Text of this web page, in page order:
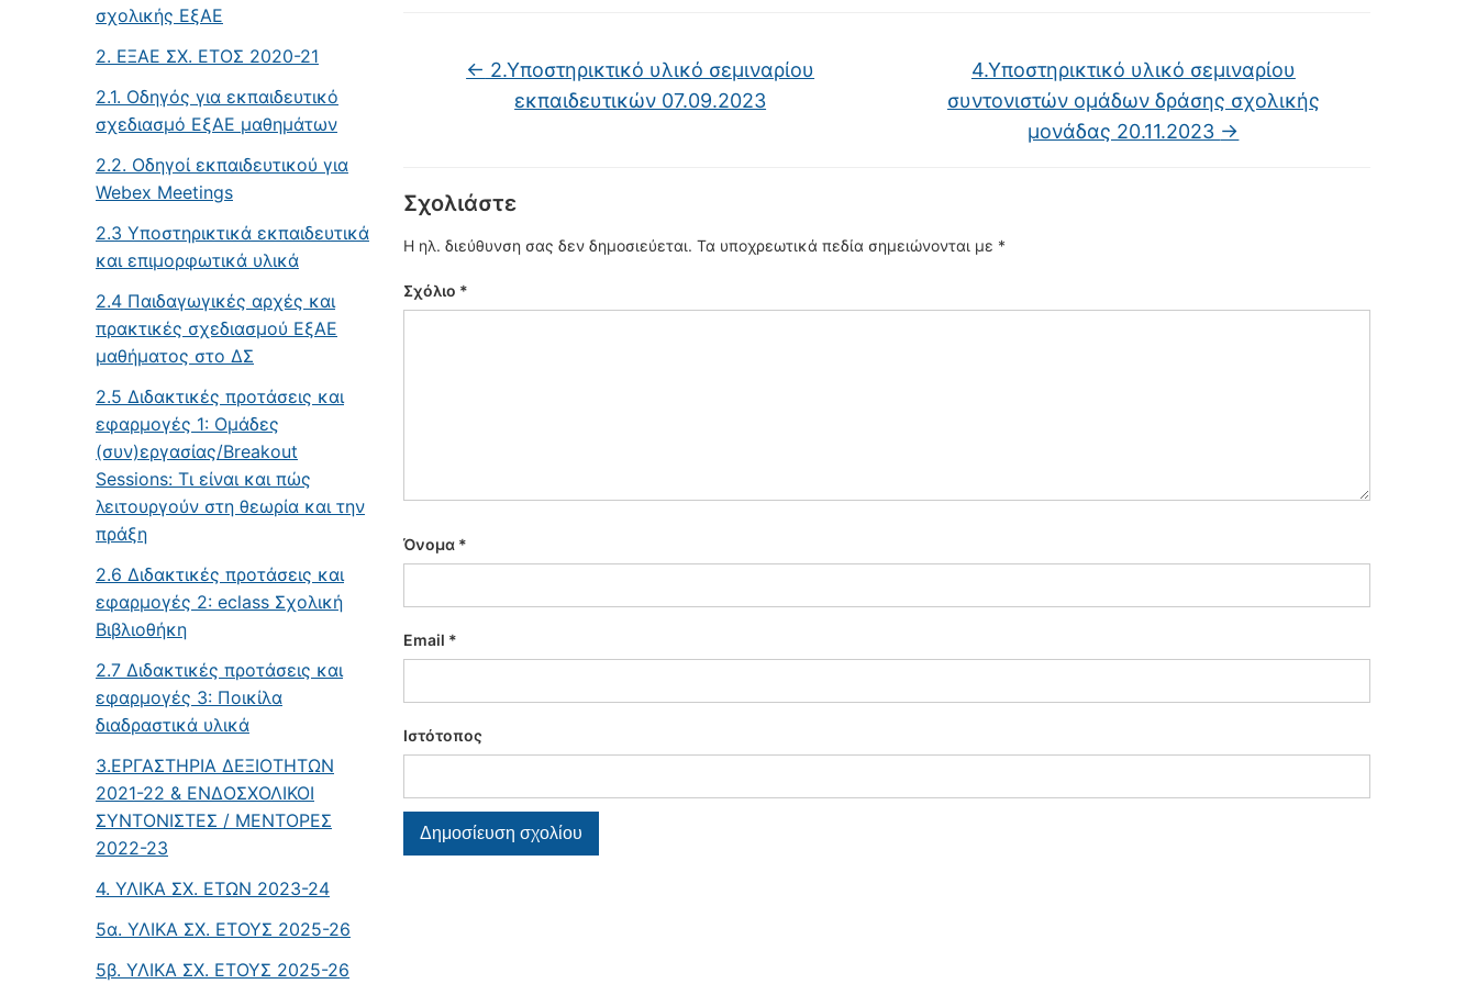
σχολικής ΕξΑΕ
2. ΕΞΑΕ ΣΧ. ΕΤΟΣ 2020-21
2.1. Οδηγός για εκπαιδευτικό
σχεδιασμό ΕξΑΕ μαθημάτων
2.2. Οδηγοί εκπαιδευτικού για
Webex Meetings
2.3 Υποστηρικτικά εκπαιδευτικά
και επιμορφωτικά υλικά
2.4 Παιδαγωγικές αρχές και
πρακτικές σχεδιασμού ΕξΑΕ
μαθήματος στο ΔΣ
2.5 Διδακτικές προτάσεις και
εφαρμογές 1: Oμάδες
(συν)εργασίας/Breakout
Sessions: Τι είναι και πώς
λειτουργούν στη θεωρία και την
πράξη
2.6 Διδακτικές προτάσεις και
εφαρμογές 2: eclass Σχολική
Βιβλιοθήκη
2.7 Διδακτικές προτάσεις και
εφαρμογές 3: Ποικίλα
διαδραστικά υλικά
3.ΕΡΓΑΣΤΗΡΙΑ ΔΕΞΙΟΤΗΤΩΝ
2021-22 & ΕΝΔΟΣΧΟΛΙΚΟΙ
ΣΥΝΤΟΝΙΣΤΕΣ / ΜΕΝΤΟΡΕΣ
2022-23
4. ΥΛΙΚΑ ΣΧ. ΕΤΩΝ 2023-24
5α. ΥΛΙΚΑ ΣΧ. ΕΤΟΥΣ 2025-26
5β. ΥΛΙΚΑ ΣΧ. ΕΤΟΥΣ 2025-26
← 2.Υποστηρικτικό υλικό σεμιναρίου
εκπαιδευτικών 07.09.2023
4.Υποστηρικτικό υλικό σεμιναρίου
συντονιστών ομάδων δράσης σχολικής
μονάδας 20.11.2023 →
Σχολιάστε
Η ηλ. διεύθυνση σας δεν δημοσιεύεται. Τα υποχρεωτικά πεδία σημειώνονται με *
Σχόλιο *
Όνομα *
Email *
Ιστότοπος